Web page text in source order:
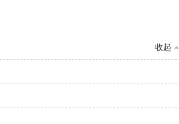
收起